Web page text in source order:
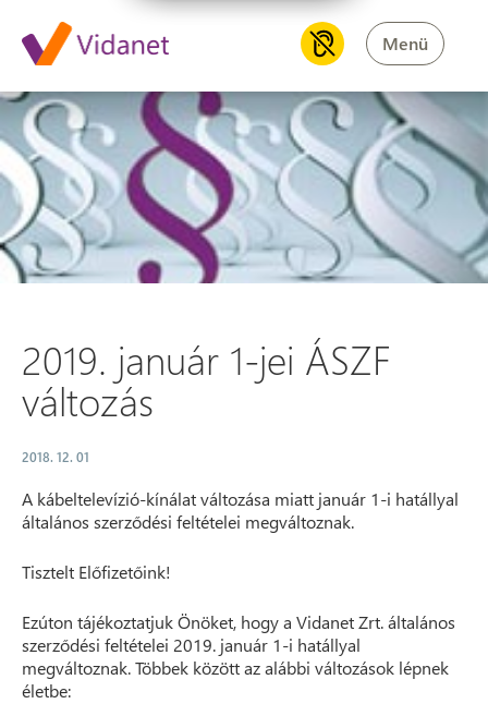
Menü
2019. január 1-jei ÁSZF
2019. január 1-jei ÁSZF
változás
2018. 12. 01
A kábeltelevízió-kínálat változása miatt január 1-i hatállyal
általános szerződési feltételei megváltoznak.
Tisztelt Előfizetőink!
Ezúton tájékoztatjuk Önöket, hogy a Vidanet Zrt. általános
szerződési feltételei 2019. január 1-i hatállyal
megváltoznak. Többek között az alábbi változások lépnek
életbe: